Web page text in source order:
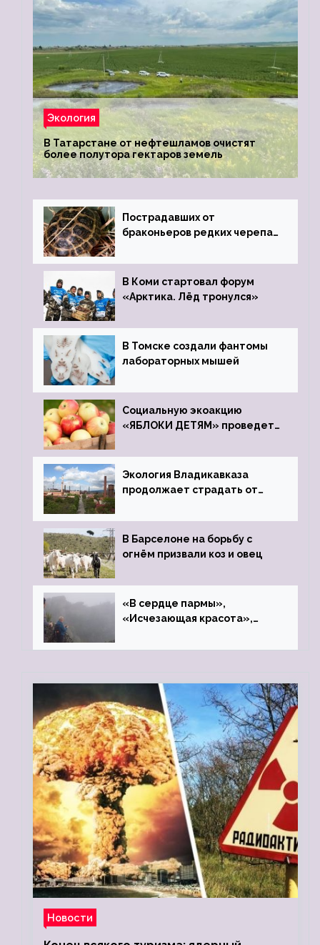
Экология
В Татарстане от нефтешламов очистят
более полутора гектаров земель
Пострадавших от
браконьеров редких черепах
зоопарк
В Коми стартовал форум
«Арктика. Лёд тронулся»
В Томске создали фантомы
лабораторных мышей
Социальную экоакцию
«ЯБЛОКИ ДЕТЯМ» проведет
Экология Владикавказа
продолжает страдать от
В Барселоне на борьбу с
огнём призвали коз и овец
«В сердце пармы»,
«Исчезающая красота»,
Новости